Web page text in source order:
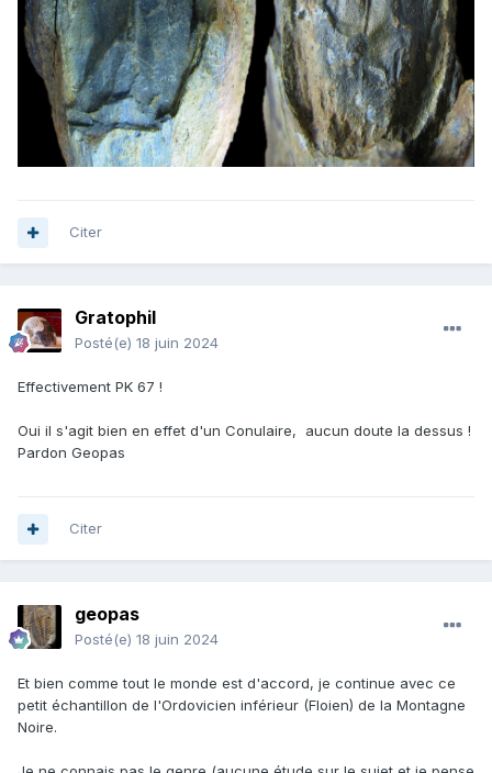
Citer
Gratophil
Posté(e) 18 juin 2024
Effectivement PK 67 !
Oui il s'agit bien en effet d'un Conulaire, aucun doute la dessus !
Pardon Geopas
Citer
geopas
Posté(e) 18 juin 2024
Et bien comme tout le monde est d'accord, je continue avec ce
petit échantillon de l'Ordovicien inférieur (Floien) de la Montagne
Noire.